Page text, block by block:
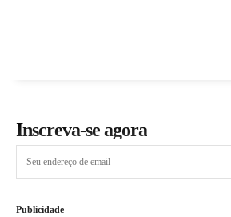
Inscreva-se agora
Publicidade